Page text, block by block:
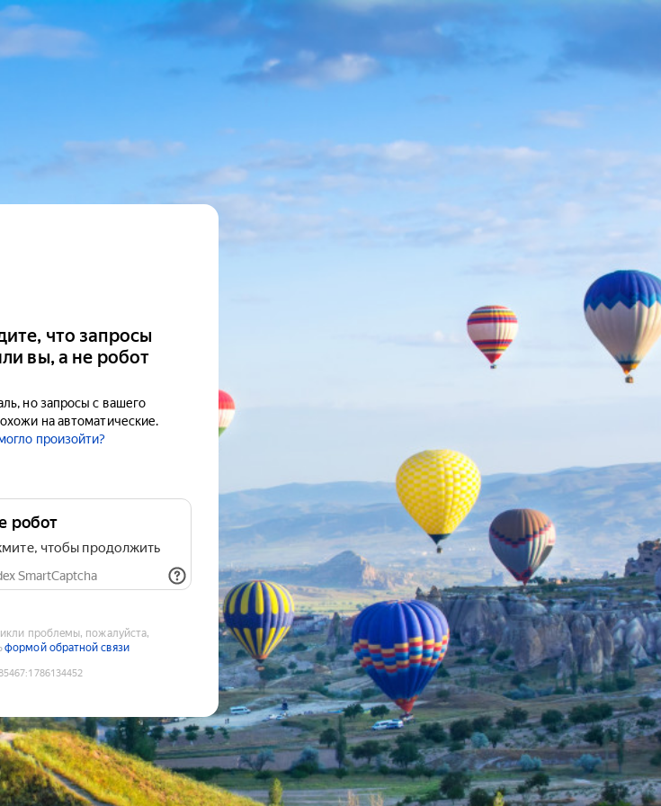
что запросы
вы, а не робот
но запросы с вашего
на автоматические.
произойти?
робот
чтобы продолжить
SmartCaptcha
проблемы, пожалуйста,
формой обратной связи
:1786134452